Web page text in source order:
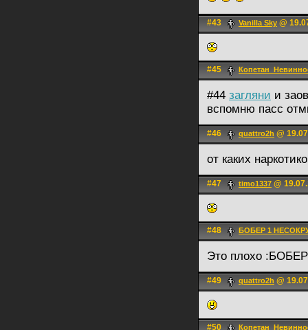
#43 Vanilla Sky @
#45
#44 загляни и
вспомню пасс
#46 quattro2h @
от каких
#47 timo1337 @
#48 БОБЕР 1
Это плохо
#49 quattro2h @
#50